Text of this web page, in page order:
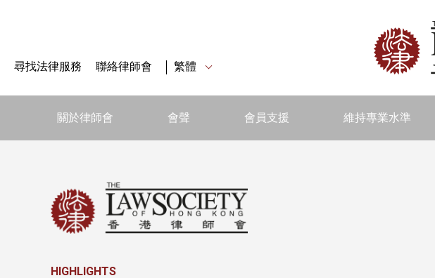
尋找法律服務 聯絡律師會 繁體
關於律師會 會聲 會員支援 維持專業水準
HIGHLIGHTS